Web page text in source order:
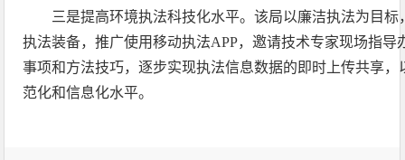
三是提高环境执法科技化水平。该局以廉洁执法为目
执法装备，推广使用移动执法APP，邀请技术专家现场指导
事项和方法技巧，逐步实现执法信息数据的即时上传共享
范化和信息化水平。